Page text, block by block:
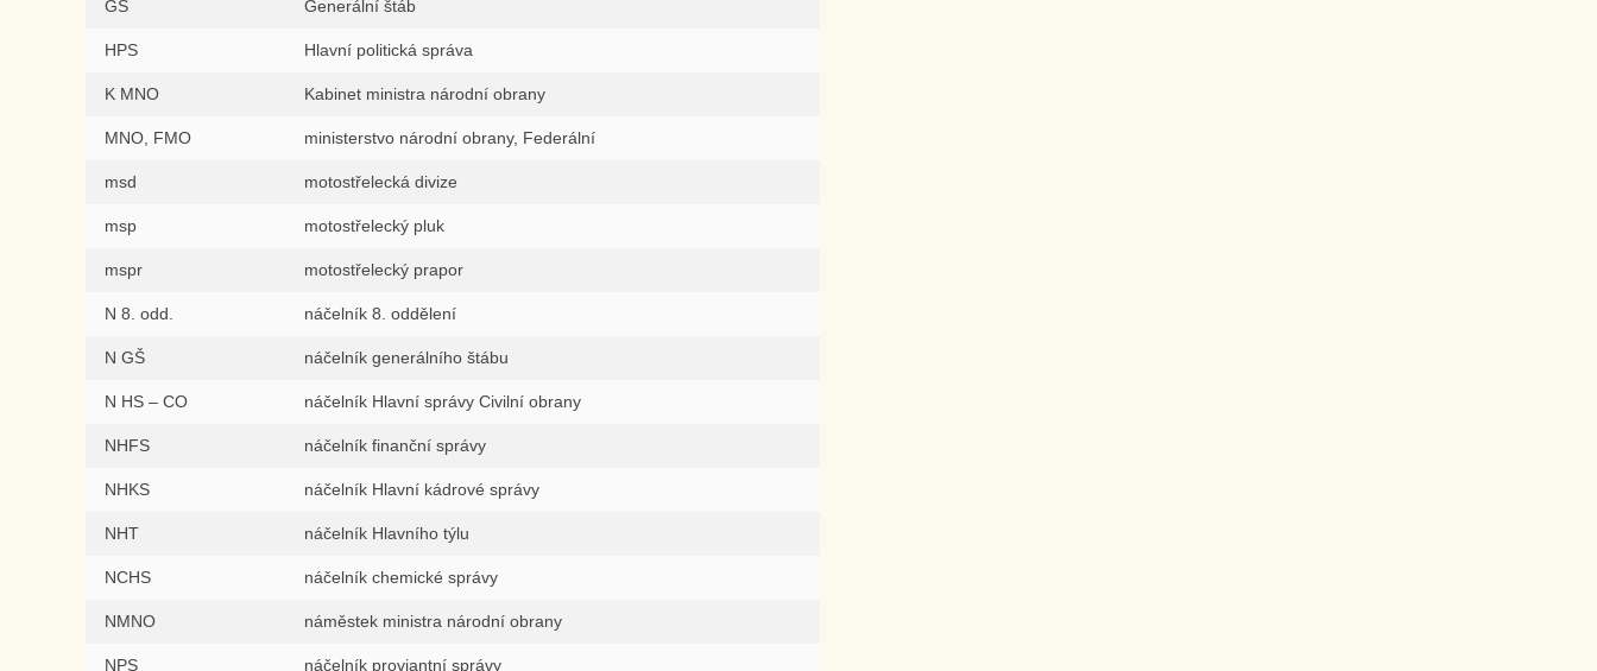
GŠ Generální štáb
HPS Hlavní politická správa
K MNO Kabinet ministra národní obrany
MNO, FMO ministerstvo národní obrany, Federální
msd motostřelecká divize
msp motostřelecký pluk
mspr motostřelecký prapor
N 8. odd. náčelník 8. oddělení
N GŠ náčelník generálního štábu
N HS – CO náčelník Hlavní správy Civilní obrany
NHFS náčelník finanční správy
NHKS náčelník Hlavní kádrové správy
NHT náčelník Hlavního týlu
NCHS náčelník chemické správy
NMNO náměstek ministra národní obrany
NPS náčelník proviantní správy